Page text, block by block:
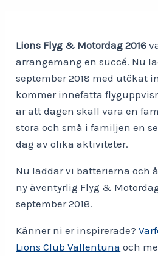
Lions Flyg & Motordag 2016
arrangemang en succé. Nu
september 2018 med utökat
kommer innefatta
är att dagen skall vara en
stora och små i familjen en
dag av olika aktiviteter.
Nu laddar vi batterierna och
ny äventyrlig Flyg &
september 2018.
Känner ni er inspirerade?
Lions Club Vallentuna och